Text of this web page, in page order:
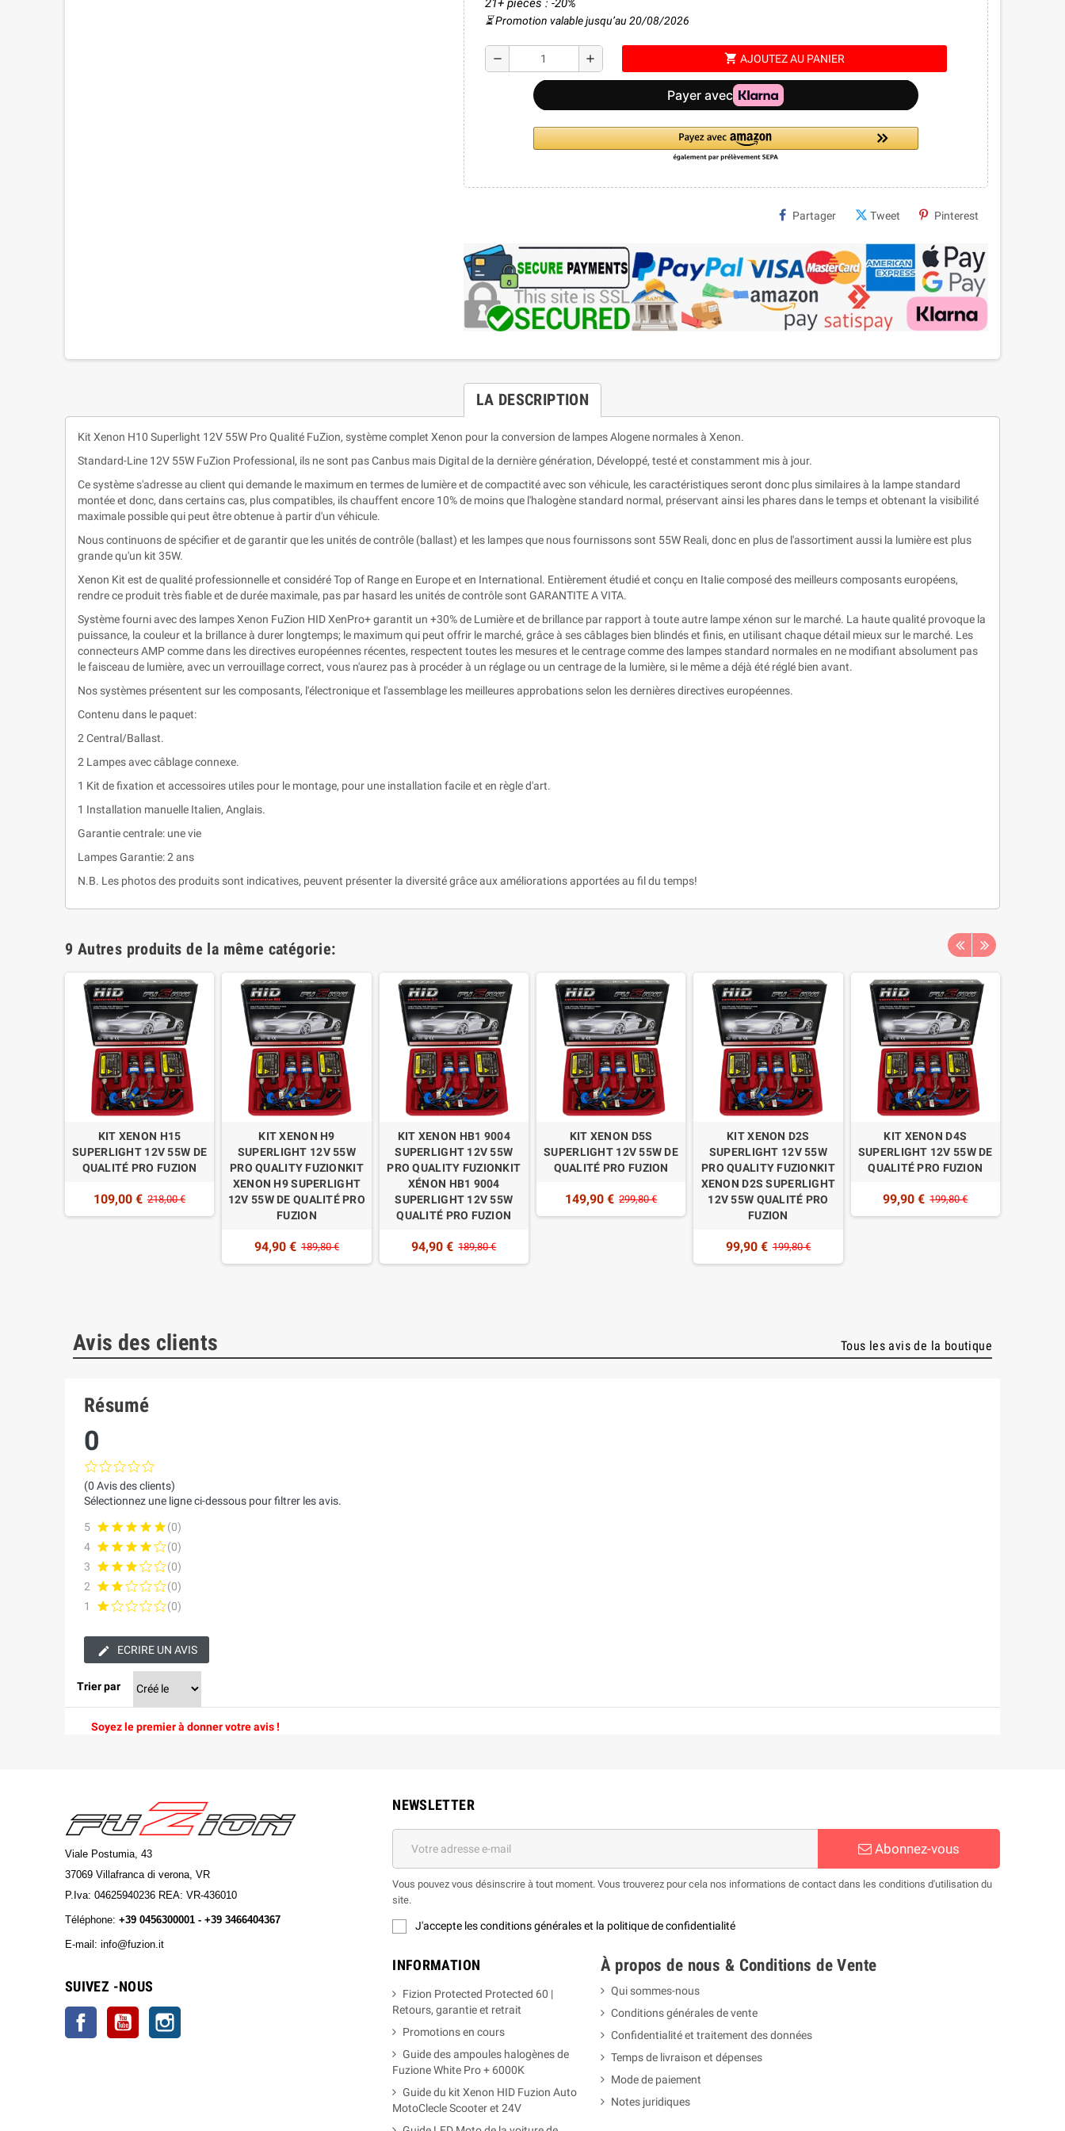
21+ pièces : -20%
⏳ Promotion valable jusqu’au 20/08/2026
remove add shopping_cart AJOUTEZ AU PANIER
Partager Tweet Pinterest
LA DESCRIPTION
Kit Xenon H10 Superlight 12V 55W Pro Qualité FuZion, système complet Xenon pour la conversion de lampes Alogene normales à Xenon.
Standard-Line 12V 55W FuZion Professional, ils ne sont pas Canbus mais Digital de la dernière génération, Développé, testé et constamment mis à jour.
Ce système s'adresse au client qui demande le maximum en termes de lumière et de compactité avec son véhicule, les caractéristiques seront donc plus similaires à la lampe standard
montée et donc, dans certains cas, plus compatibles, ils chauffent encore 10% de moins que l'halogène standard normal, préservant ainsi les phares dans le temps et obtenant la visibilité
maximale possible qui peut être obtenue à partir d'un véhicule.
Nous continuons de spécifier et de garantir que les unités de contrôle (ballast) et les lampes que nous fournissons sont 55W Reali, donc en plus de l'assortiment aussi la lumière est plus
grande qu'un kit 35W.
Xenon Kit est de qualité professionnelle et considéré Top of Range en Europe et en International. Entièrement étudié et conçu en Italie composé des meilleurs composants européens,
rendre ce produit très fiable et de durée maximale, pas par hasard les unités de contrôle sont GARANTITE A VITA.
Système fourni avec des lampes Xenon FuZion HID XenPro+ garantit un +30% de Lumière et de brillance par rapport à toute autre lampe xénon sur le marché. La haute qualité provoque la
puissance, la couleur et la brillance à durer longtemps; le maximum qui peut offrir le marché, grâce à ses câblages bien blindés et finis, en utilisant chaque détail mieux sur le marché. Les
connecteurs AMP comme dans les directives européennes récentes, respectent toutes les mesures et le centrage comme des lampes standard normales en ne modifiant absolument pas
le faisceau de lumière, avec un verrouillage correct, vous n'aurez pas à procéder à un réglage ou un centrage de la lumière, si le même a déjà été réglé bien avant.
Nos systèmes présentent sur les composants, l'électronique et l'assemblage les meilleures approbations selon les dernières directives européennes.
Contenu dans le paquet:
2 Central/Ballast.
2 Lampes avec câblage connexe.
1 Kit de fixation et accessoires utiles pour le montage, pour une installation facile et en règle d'art.
1 Installation manuelle Italien, Anglais.
Garantie centrale: une vie
Lampes Garantie: 2 ans
N.B. Les photos des produits sont indicatives, peuvent présenter la diversité grâce aux améliorations apportées au fil du temps!
9 Autres produits de la même catégorie:
KIT XENON H15
SUPERLIGHT 12V 55W DE
QUALITÉ PRO FUZION
109,00 € 218,00 €
KIT XENON H9
SUPERLIGHT 12V 55W
PRO QUALITY FUZIONKIT
XENON H9 SUPERLIGHT
12V 55W DE QUALITÉ PRO
FUZION
94,90 € 189,80 €
KIT XENON HB1 9004
SUPERLIGHT 12V 55W
PRO QUALITY FUZIONKIT
XÉNON HB1 9004
SUPERLIGHT 12V 55W
QUALITÉ PRO FUZION
94,90 € 189,80 €
KIT XENON D5S
SUPERLIGHT 12V 55W DE
QUALITÉ PRO FUZION
149,90 € 299,80 €
KIT XENON D2S
SUPERLIGHT 12V 55W
PRO QUALITY FUZIONKIT
XENON D2S SUPERLIGHT
12V 55W QUALITÉ PRO
FUZION
99,90 € 199,80 €
KIT XENON D4S
SUPERLIGHT 12V 55W DE
QUALITÉ PRO FUZION
99,90 € 199,80 €
Avis des clients Tous les avis de la boutique
Résumé
0
(0 Avis des clients)
Sélectionnez une ligne ci-dessous pour filtrer les avis.
5
(0)
4
(0)
3
(0)
2
(0)
1
(0)
ECRIRE UN AVIS
Trier par
Soyez le premier à donner votre avis !
Viale Postumia, 43
37069 Villafranca di verona, VR
P.Iva: 04625940236 REA: VR-436010
Téléphone: +39 0456300001 - +39 3466404367
E-mail: info@fuzion.it
SUIVEZ -NOUS
Facebook YouTube
NEWSLETTER
Abonnez-vous
Vous pouvez vous désinscrire à tout moment. Vous trouverez pour cela nos informations de contact dans les conditions d'utilisation du
site.
J'accepte les conditions générales et la politique de confidentialité
INFORMATION
Fizion Protected Protected 60 |
Retours, garantie et retrait
Promotions en cours
Guide des ampoules halogènes de
Fuzione White Pro + 6000K
Guide du kit Xenon HID Fuzion Auto
MotoClecle Scooter et 24V
À propos de nous & Conditions de Vente
Qui sommes-nous
Conditions générales de vente
Confidentialité et traitement des données
Temps de livraison et dépenses
Mode de paiement
Notes juridiques